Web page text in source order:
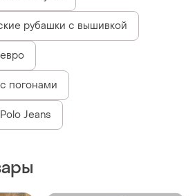
рубашки с вышивкой
погонами
Jeans